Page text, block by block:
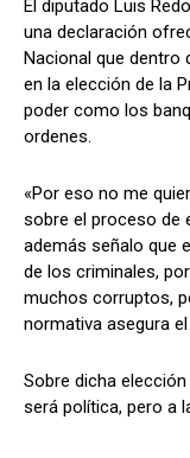
Facebook
Facebook
El diputado Luis
una declaración
Nacional que dentro
en la elección de la
poder como los
ordenes.
«Por eso no me
sobre el proceso de
además señalo que
de los criminales,
muchos corruptos,
normativa asegura
Sobre dicha
será política, pero a